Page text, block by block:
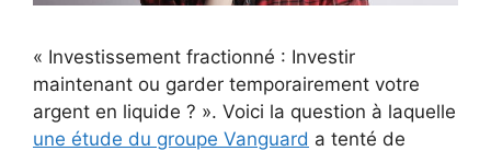
« Investissement fractionné : Investir
maintenant ou garder temporairement votre
argent en liquide ? ». Voici la question à laquelle
une étude du groupe Vanguard a tenté de